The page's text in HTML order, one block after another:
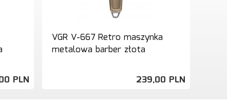
PLN
VGR V-667 Retro maszynka
metalowa barber złota
239,00 PLN